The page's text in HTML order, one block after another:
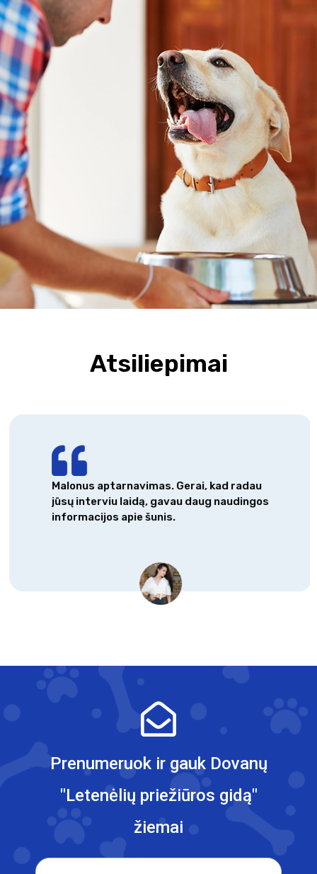
Atsiliepimai
Malonus aptarnavimas. Gerai, kad radau
jūsų interviu laidą, gavau daug naudingos
informacijos apie šunis.
Prenumeruok ir gauk Dovanų
"Letenėlių priežiūros gidą"
žiemai